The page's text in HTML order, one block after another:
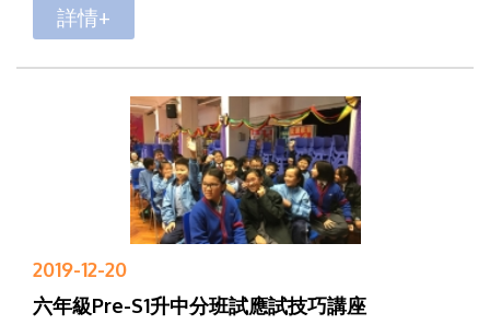
詳情+
2019-12-20
六年級Pre-S1升中分班試應試技巧講座